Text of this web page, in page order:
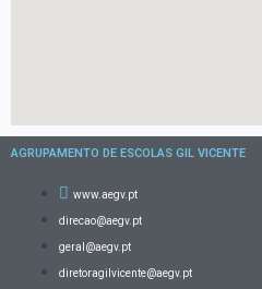
AGRUPAMENTO DE ESCOLAS GIL VICENTE
www.aegv.pt
direcao@aegv.pt
geral@aegv.pt
diretoragilvicente@aegv.pt